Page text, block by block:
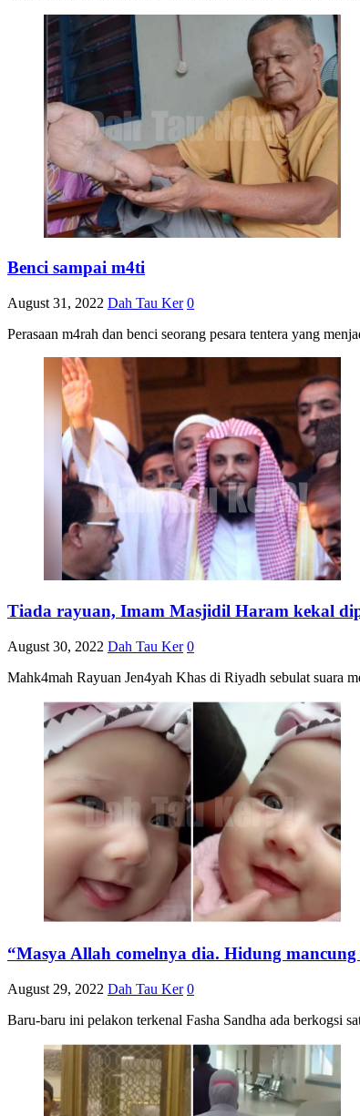
Benci sampai m4ti
August 31, 2022 Dah Tau Ker 0
Perasaan m4rah dan benci seorang pesara tentera yang
Tiada rayuan, Imam Masjidil Haram kekal
August 30, 2022 Dah Tau Ker 0
Mahk4mah Rayuan Jen4yah Khas di Riyadh sebulat suara
“Masya Allah comelnya dia. Hidung mancung
August 29, 2022 Dah Tau Ker 0
Baru-baru ini pelakon terkenal Fasha Sandha ada berkogsi